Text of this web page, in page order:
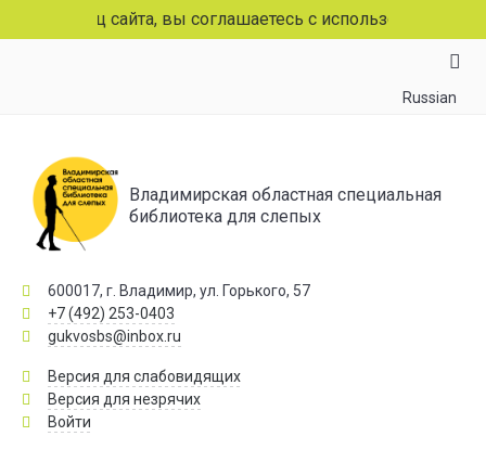
сайта, вы соглашаетесь с использованием файлов
Russian
Владимирская областная специальная
библиотека для слепых
600017, г. Владимир, ул. Горького, 57
+7 (492) 253-0403
gukvosbs@inbox.ru
Версия для слабовидящих
Версия для незрячих
Войти